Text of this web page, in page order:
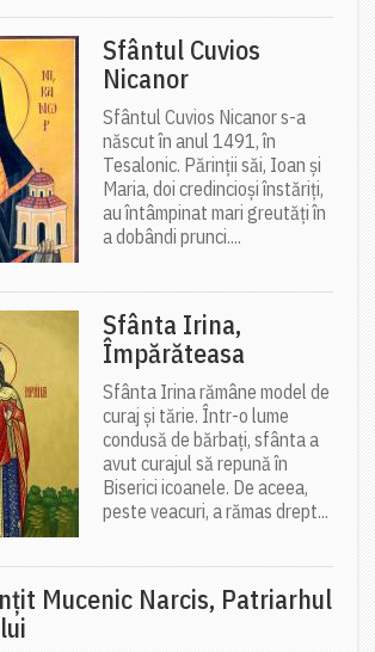
Sfântul Cuvios
Nicanor
Sfântul Cuvios Nicanor s-a
născut în anul 1491, în
Tesalonic. Părinții săi, Ioan și
Maria, doi credincioși înstăriți,
au întâmpinat mari greutăți în
a dobândi prunci....
Sfânta Irina,
Împărăteasa
Sfânta Irina rămâne model de
curaj și tărie. Într-o lume
condusă de bărbați, sfânta a
avut curajul să repună în
Biserici icoanele. De aceea,
peste veacuri, a rămas drept...
Mucenic Narcis, Patriarhul